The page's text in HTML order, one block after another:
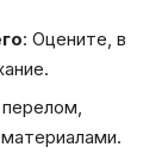
: Оцените, в